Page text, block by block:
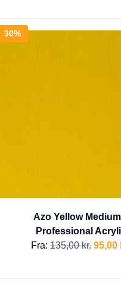
30%
Azo Yellow
Professional
Fra:135,00kr. 95,00